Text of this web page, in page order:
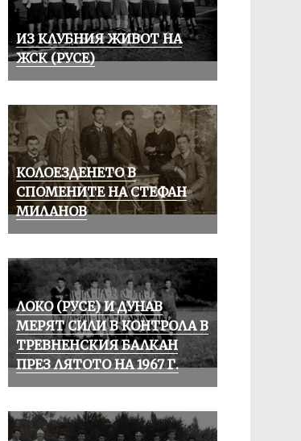
ИЗ КЛУБНИЯ ЖИВОТ НА
ЖСК (РУСЕ)
КОЛОЕЗДЕНЕТО В
СПОМЕНИТЕ НА СТЕФАН
МИЛАНОВ
ЛОКО (РУСЕ) И ДУНАВ
МЕРЯТ СИЛИ В КОНТРОЛА В
ТРЕВНЕНСКИЯ БАЛКАН
ПРЕЗ ЛЯТОТО НА 1967 Г.